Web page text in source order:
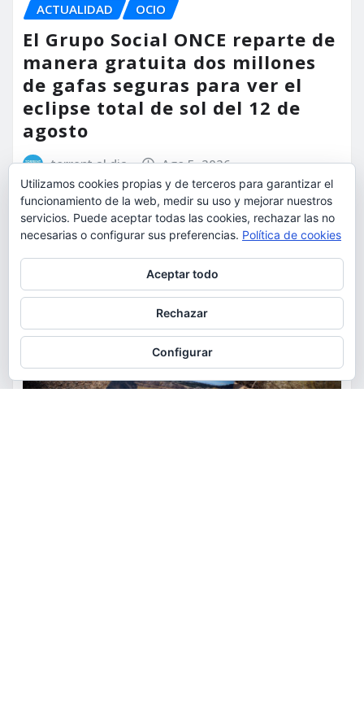
ACTUALIDAD OCIO
El Grupo Social ONCE reparte de
manera gratuita dos millones
de gafas seguras para ver el
eclipse total de sol del 12 de
agosto
torrent al dia Ago 5, 2026
Utilizamos cookies propias y de terceros para garantizar el
funcionamiento de la web, medir su uso y mejorar nuestros
servicios. Puede aceptar todas las cookies, rechazar las no
necesarias o configurar sus preferencias. Política de cookies
Aceptar todo
Rechazar
Configurar
Para obtener más información, incluido cómo gestionar las cookies,